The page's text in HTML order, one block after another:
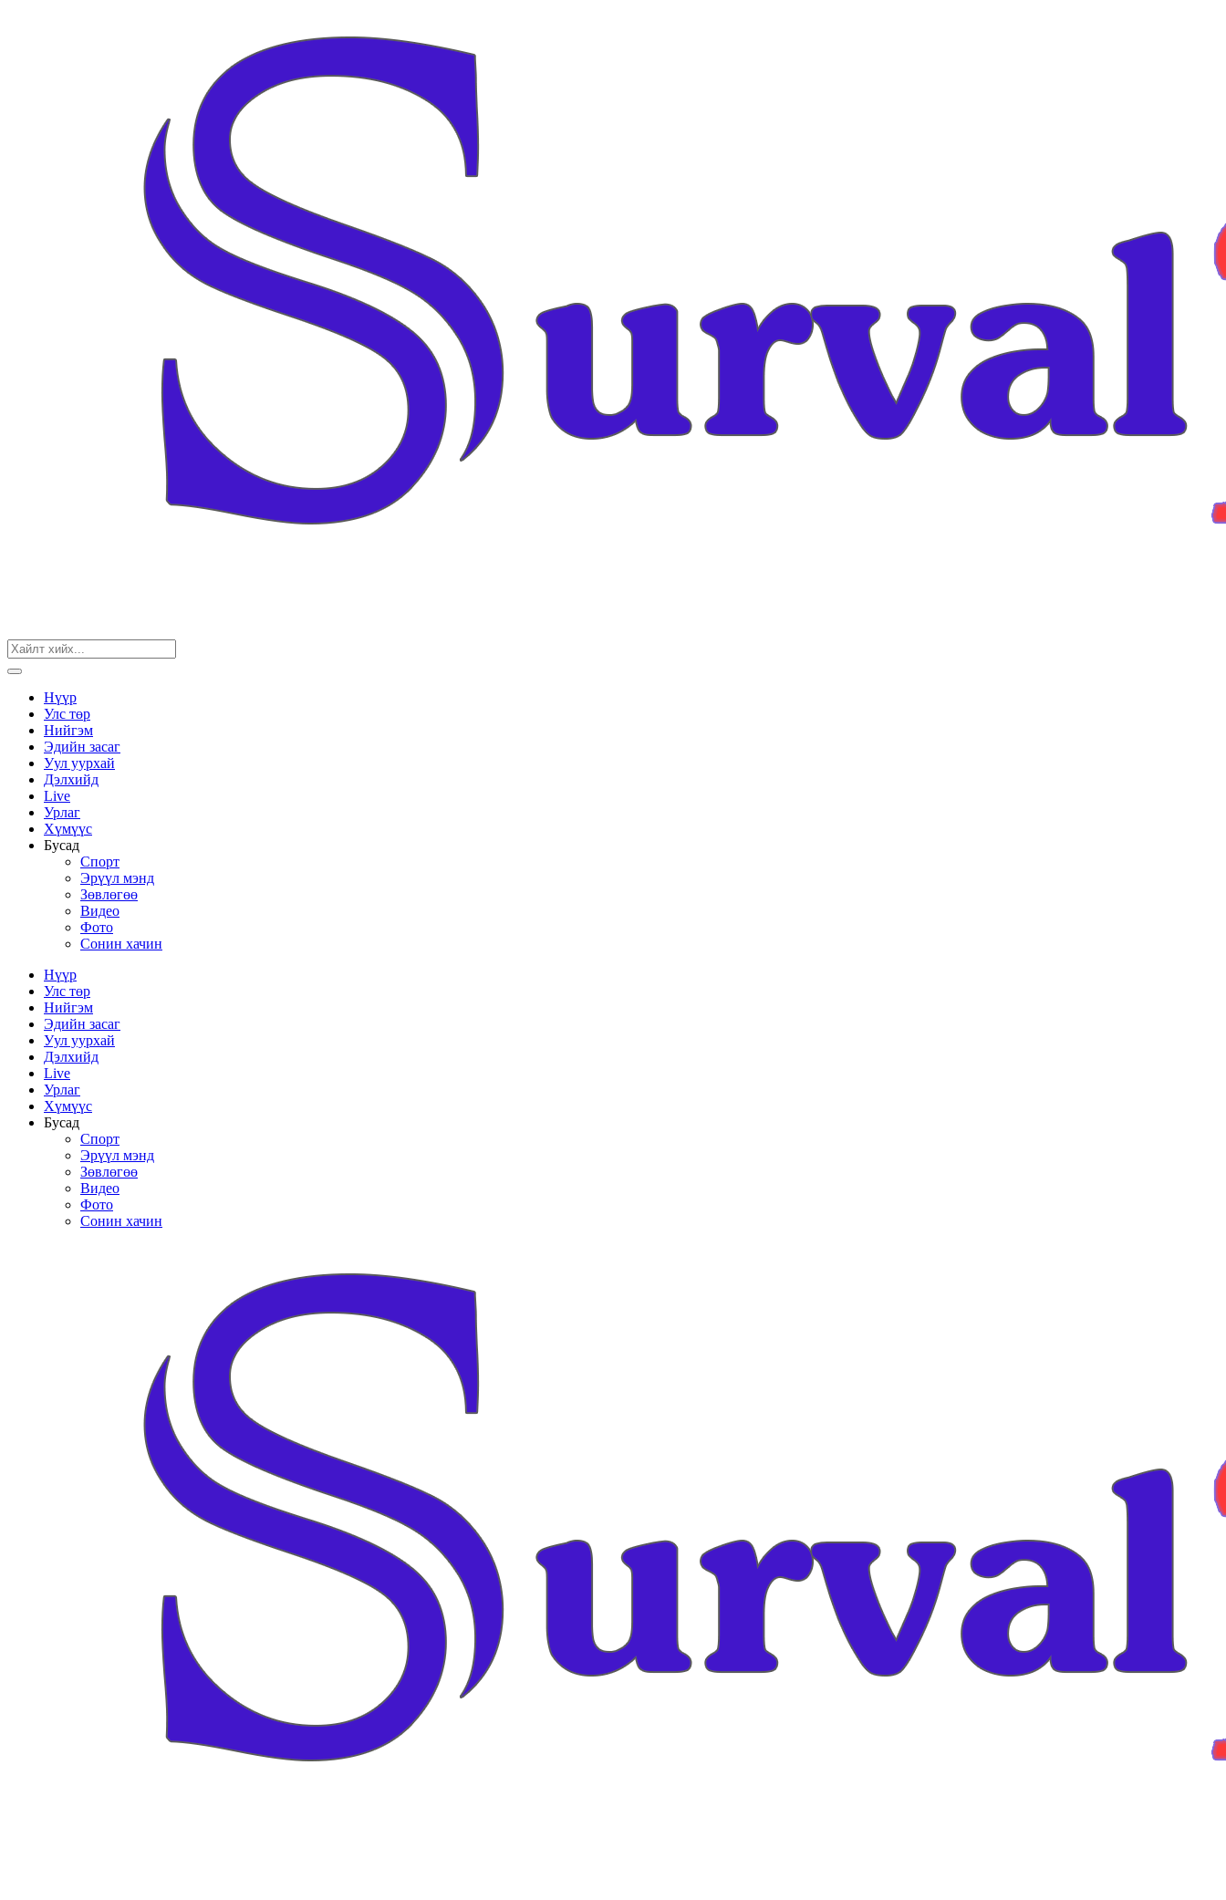
Нүүр
Улс төр
Нийгэм
Эдийн засаг
Уул уурхай
Дэлхийд
Live
Урлаг
Хүмүүс
Бусад
Спорт
Эрүүл мэнд
Зөвлөгөө
Видео
Фото
Сонин хачин
Нүүр
Улс төр
Нийгэм
Эдийн засаг
Уул уурхай
Дэлхийд
Live
Урлаг
Хүмүүс
Бусад
Спорт
Эрүүл мэнд
Зөвлөгөө
Видео
Фото
Сонин хачин